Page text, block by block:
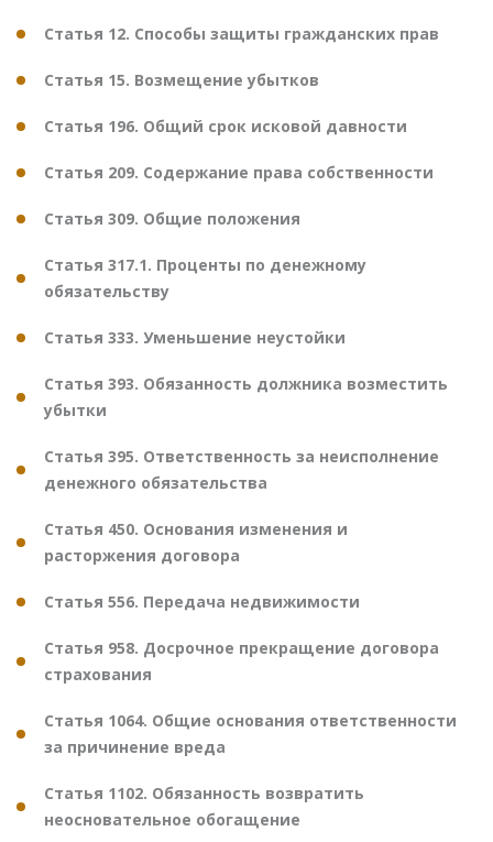
Статья 12. Способы защиты гражданских прав
Статья 15. Возмещение убытков
Статья 196. Общий срок исковой давности
Статья 209. Содержание права собственности
Статья 309. Общие положения
Статья 317.1. Проценты по денежному
обязательству
Статья 333. Уменьшение неустойки
Статья 393. Обязанность должника возместить
убытки
Статья 395. Ответственность за неисполнение
денежного обязательства
Статья 450. Основания изменения и
расторжения договора
Статья 556. Передача недвижимости
Статья 958. Досрочное прекращение договора
страхования
Статья 1064. Общие основания ответственности
за причинение вреда
Статья 1102. Обязанность возвратить
неосновательное обогащение